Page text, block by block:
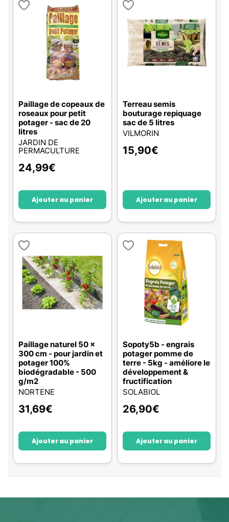
Paillage de copeaux de
roseaux pour petit
potager - sac de 20
litres
JARDIN DE
PERMACULTURE
24,99€
Ajouter au panier
Terreau semis
bouturage repiquage
sac de 5 litres
VILMORIN
15,90€
Ajouter au panier
Paillage naturel 50 x
300 cm - pour jardin et
potager 100%
biodégradable - 500
g/m2
NORTENE
31,69€
Ajouter au panier
Sopoty5b - engrais
potager pomme de
terre - 5kg - améliore le
développement &
fructification
SOLABIOL
26,90€
Ajouter au panier